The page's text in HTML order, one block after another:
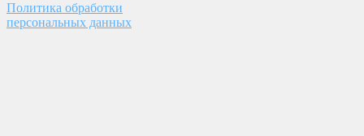
Политика обработки
персональных данных